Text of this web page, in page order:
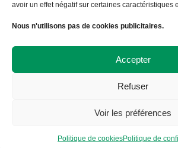
avoir un effet négatif sur certaines caractéristiques
Nous n'utilisons pas de cookies publicitaires.
Accepter
Refuser
Voir les préférences
Politique de cookiesPolitique de
108 avenue Victor Hugo
09 72 57 35 57
contact@abicyclette-tulle.fr
Copyright 2023 Association À
Politique de cookies